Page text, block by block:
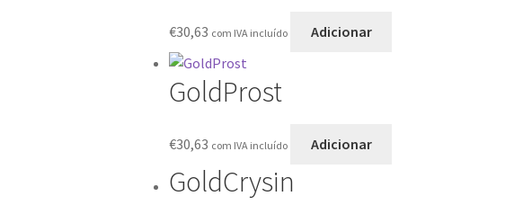
€30,63 com IVA incluído Adicionar
GoldProst
€30,63 com IVA incluído Adicionar
GoldCrysin